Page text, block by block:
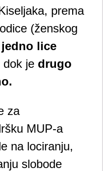
prema
(ženskog
jedno lice
dok je drugo
za
MUP-a
na lociranju,
slobode